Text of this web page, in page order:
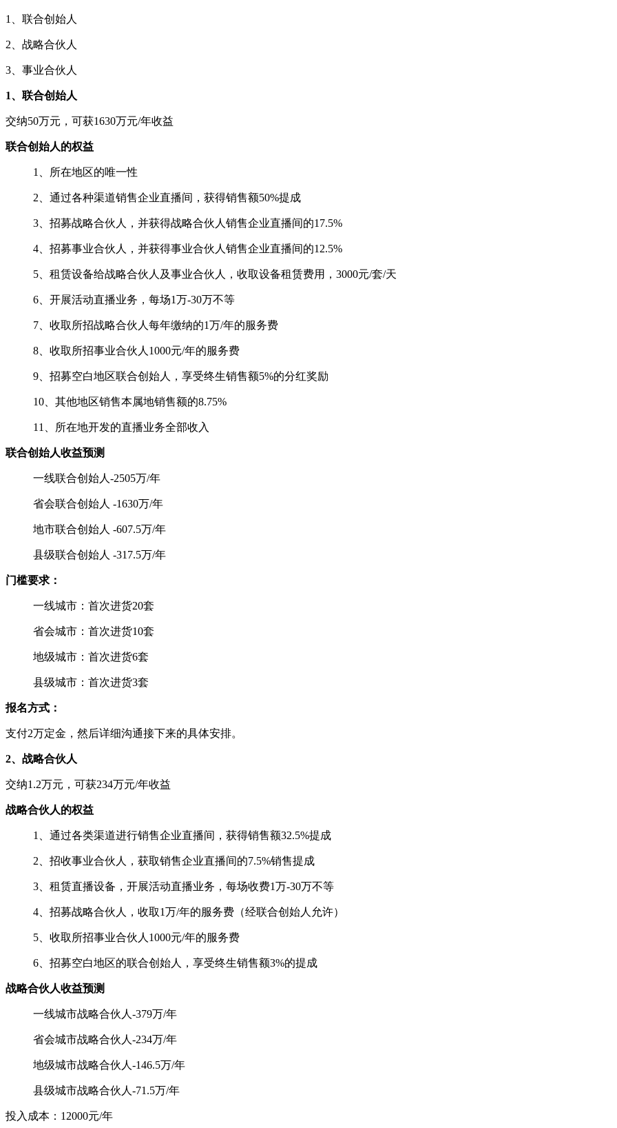
1、联合创始人
2、战略合伙人
3、事业合伙人
1、联合创始人
交纳50万元，可获1630万元/年收益
联合创始人的权益
1、所在地区的唯一性
2、通过各种渠道销售企业直播间，获得销售额50%提成
3、招募战略合伙人，并获得战略合伙人销售企业直播间的17.5%
4、招募事业合伙人，并获得事业合伙人销售企业直播间的12.5%
5、租赁设备给战略合伙人及事业合伙人，收取设备租赁费用，3000元/套/天
6、开展活动直播业务，每场1万-30万不等
7、收取所招战略合伙人每年缴纳的1万/年的服务费
8、收取所招事业合伙人1000元/年的服务费
9、招募空白地区联合创始人，享受终生销售额5%的分红奖励
10、其他地区销售本属地销售额的8.75%
11、所在地开发的直播业务全部收入
联合创始人收益预测
一线联合创始人-2505万/年
省会联合创始人 -1630万/年
地市联合创始人 -607.5万/年
县级联合创始人 -317.5万/年
门槛要求：
一线城市：首次进货20套
省会城市：首次进货10套
地级城市：首次进货6套
县级城市：首次进货3套
报名方式：
支付2万定金，然后详细沟通接下来的具体安排。
2、战略合伙人
交纳1.2万元，可获234万元/年收益
战略合伙人的权益
1、通过各类渠道进行销售企业直播间，获得销售额32.5%提成
2、招收事业合伙人，获取销售企业直播间的7.5%销售提成
3、租赁直播设备，开展活动直播业务，每场收费1万-30万不等
4、招募战略合伙人，收取1万/年的服务费（经联合创始人允许）
5、收取所招事业合伙人1000元/年的服务费
6、招募空白地区的联合创始人，享受终生销售额3%的提成
战略合伙人收益预测
一线城市战略合伙人-379万/年
省会城市战略合伙人-234万/年
地级城市战略合伙人-146.5万/年
县级城市战略合伙人-71.5万/年
投入成本：12000元/年